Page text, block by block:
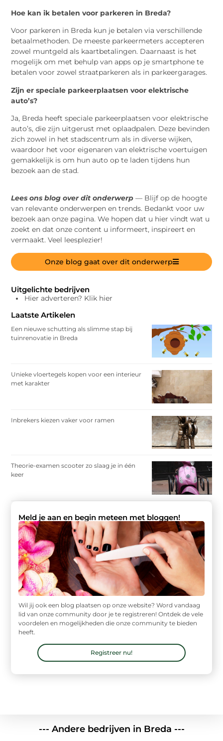
Hoe kan ik betalen voor parkeren in Breda?
Voor parkeren in Breda kun je betalen via verschillende
betaalmethoden. De meeste parkeermeters accepteren
zowel muntgeld als kaartbetalingen. Daarnaast is het
mogelijk om met behulp van apps op je smartphone te
betalen voor zowel straatparkeren als in parkeergarages.
Zijn er speciale parkeerplaatsen voor elektrische
auto’s?
Ja, Breda heeft speciale parkeerplaatsen voor elektrische
auto’s, die zijn uitgerust met oplaadpalen. Deze bevinden
zich zowel in het stadscentrum als in diverse wijken,
waardoor het voor eigenaren van elektrische voertuigen
gemakkelijk is om hun auto op te laden tijdens hun
bezoek aan de stad.
Lees ons blog over dit onderwerp— Blijf op de hoogte
van relevante onderwerpen en trends. Bedankt voor uw
bezoek aan onze pagina. We hopen dat u hier vindt wat u
zoekt en dat onze content u informeert, inspireert en
vermaakt. Veel leesplezier!
Onze blog gaat over dit onderwerp
Uitgelichte bedrijven
Hier adverteren? Klik hier
Laatste Artikelen
Een nieuwe schutting als slimme stap bij
tuinrenovatie in Breda
Unieke vloertegels kopen voor een interieur
met karakter
Inbrekers kiezen vaker voor ramen
Theorie-examen scooter zo slaag je in één
keer
Meld je aan en begin meteen met bloggen!
Wil jij ook een blog plaatsen op onze website? Word vandaag
lid van onze community door je te registreren! Ontdek de vele
voordelen en mogelijkheden die onze community te bieden
heeft.
Registreer nu!
--- Andere bedrijven in Breda ---